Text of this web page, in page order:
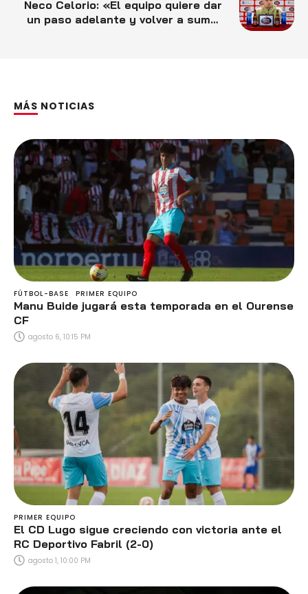
Neco Celorio: «El equipo quiere dar
un paso adelante y volver a sumar
MÁS NOTICIAS
FÚTBOL-BASE PRIMER EQUIPO
Manu Buide jugará esta temporada en el Ourense
CF
agosto 6, 10:15 PM
PRIMER EQUIPO
El CD Lugo sigue creciendo con victoria ante el
RC Deportivo Fabril (2-0)
agosto 1, 10:00 PM